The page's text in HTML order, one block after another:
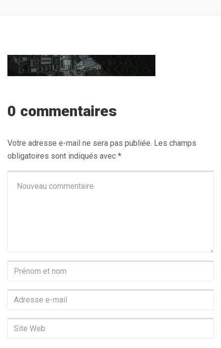
0 commentaires
Votre adresse e-mail ne sera pas publiée. Les champs
obligatoires sont indiqués avec *
commentaire*
Prénom
nom*
Adresse
mail
Site